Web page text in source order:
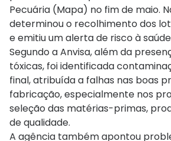
Pecuária (Mapa) no fim de maio.
determinou o recolhimento dos
e emitiu um alerta de risco à
Segundo a Anvisa, além da
tóxicas, foi identificada
final, atribuída a falhas nas boas
fabricação, especialmente nos
seleção das matérias-primas,
de qualidade.
A agência também apontou